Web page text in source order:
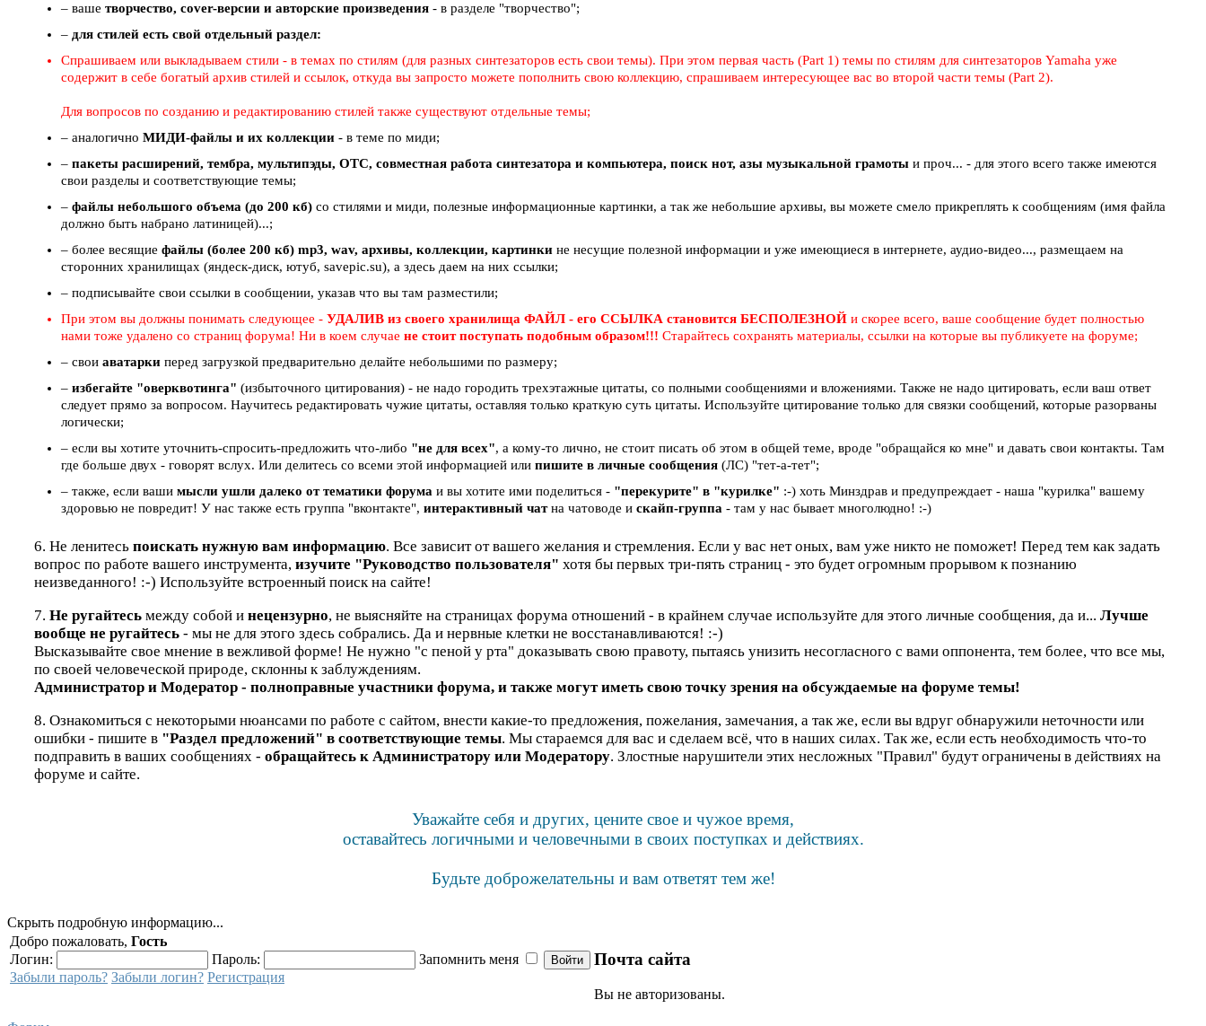
– ваше творчество, cover-версии и авторские произведения - в разделе "творчество";
– для стилей есть свой отдельный раздел:
Спрашиваем или выкладываем стили - в темах по стилям (для разных синтезаторов есть свои темы). При этом первая часть (Part 1) темы по стилям для синтезаторов Yamaha уже
содержит в себе богатый архив стилей и ссылок, откуда вы запросто можете пополнить свою коллекцию, спрашиваем интересующее вас во второй части темы (Part 2).
Для вопросов по созданию и редактированию стилей также существуют отдельные темы;
– аналогично МИДИ-файлы и их коллекции - в теме по миди;
– пакеты расширений, тембра, мультипэды, ОТС, совместная работа синтезатора и компьютера, поиск нот, азы музыкальной грамоты и проч... - для этого всего также имеются
свои разделы и соответствующие темы;
– файлы небольшого объема (до 200 кб) со стилями и миди, полезные информационные картинки, а так же небольшие архивы, вы можете смело прикреплять к сообщениям (имя файла
должно быть набрано латиницей)...;
– более весящие файлы (более 200 кб) mp3, wav, архивы, коллекции, картинки не несущие полезной информации и уже имеющиеся в интернете, аудио-видео..., размещаем на
сторонних хранилищах (яндеск-диск, ютуб, savepic.su), а здесь даем на них ссылки;
– подписывайте свои ссылки в сообщении, указав что вы там разместили;
При этом вы должны понимать следующее - УДАЛИВ из своего хранилища ФАЙЛ - его ССЫЛКА становится БЕСПОЛЕЗНОЙ и скорее всего, ваше сообщение будет полностью
нами тоже удалено со страниц форума! Ни в коем случае не стоит поступать подобным образом!!! Старайтесь сохранять материалы, ссылки на которые вы публикуете на форуме;
– свои аватарки перед загрузкой предварительно делайте небольшими по размеру;
– избегайте "оверквотинга" (избыточного цитирования) - не надо городить трехэтажные цитаты, со полными сообщениями и вложениями. Также не надо цитировать, если ваш ответ
следует прямо за вопросом. Научитесь редактировать чужие цитаты, оставляя только краткую суть цитаты. Используйте цитирование только для связки сообщений, которые разорваны
логически;
– если вы хотите уточнить-спросить-предложить что-либо "не для всех", а кому-то лично, не стоит писать об этом в общей теме, вроде "обращайся ко мне" и давать свои контакты. Там
где больше двух - говорят вслух. Или делитесь со всеми этой информацией или пишите в личные сообщения (ЛС) "тет-а-тет";
– также, если ваши мысли ушли далеко от тематики форума и вы хотите ими поделиться - "перекурите" в "курилке" :-) хоть Минздрав и предупреждает - наша "курилка" вашему
здоровью не повредит! У нас также есть группа "вконтакте", интерактивный чатна чатоводе и скайп-группа - там у нас бывает многолюдно! :-)
6. Не ленитесь поискать нужную вам информацию. Все зависит от вашего желания и стремления. Если у вас нет оных, вам уже никто не поможет! Перед тем как задать
вопрос по работе вашего инструмента, изучите "Руководство пользователя" хотя бы первых три-пять страниц - это будет огромным прорывом к познанию
неизведанного! :-) Используйте встроенный поиск на сайте!
7. Не ругайтесь между собой и нецензурно, не выясняйте на страницах форума отношений - в крайнем случае используйте для этого личные сообщения, да и... Лучше
вообще не ругайтесь - мы не для этого здесь собрались. Да и нервные клетки не восстанавливаются! :-)
Высказывайте свое мнение в вежливой форме! Не нужно "с пеной у рта" доказывать свою правоту, пытаясь унизить несогласного с вами оппонента, тем более, что все мы,
по своей человеческой природе, склонны к заблуждениям.
Администратор и Модератор - полноправные участники форума, и также могут иметь свою точку зрения на обсуждаемые на форуме темы!
8. Ознакомиться с некоторыми нюансами по работе с сайтом, внести какие-то предложения, пожелания, замечания, а так же, если вы вдруг обнаружили неточности или
ошибки - пишите в "Раздел предложений" в соответствующие темы. Мы стараемся для вас и сделаем всё, что в наших силах. Так же, если есть необходимость что-то
подправить в ваших сообщениях - обращайтесь к Администратору или Модератору. Злостные нарушители этих несложных "Правил" будут ограничены в действиях на
форуме и сайте.
Уважайте себя и других, цените свое и чужое время,
оставайтесь логичными и человечными в своих поступках и действиях.
Будьте доброжелательны и вам ответят тем же!
Скрыть подробную информацию...
Добро пожаловать, Гость
Логин:
Пароль:
Запомнить меня
Забыли пароль? Забыли логин? Регистрация
Почта сайта
Вы не авторизованы.